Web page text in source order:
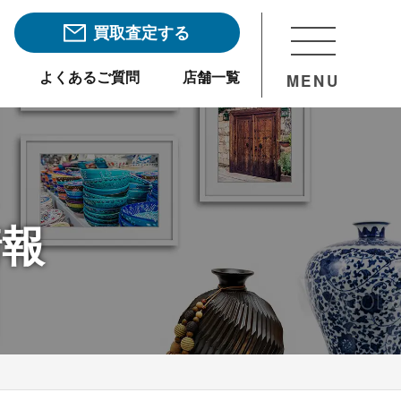
買取査定する
よくあるご質問 店舗一覧 MENU